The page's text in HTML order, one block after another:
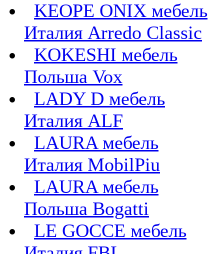
KEOPE ONIX мебель
Италия Arredo Classic
KOKESHI мебель
Польша Vox
LADY D мебель
Италия ALF
LAURA мебель
Италия MobilPiu
LAURA мебель
Польша Bogatti
LE GOCCE мебель